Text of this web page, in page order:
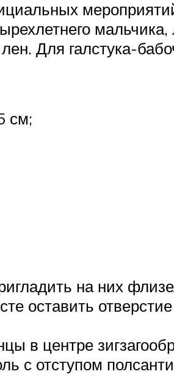
Для галстука-
см;
на них
оставить
в центре
с отступом